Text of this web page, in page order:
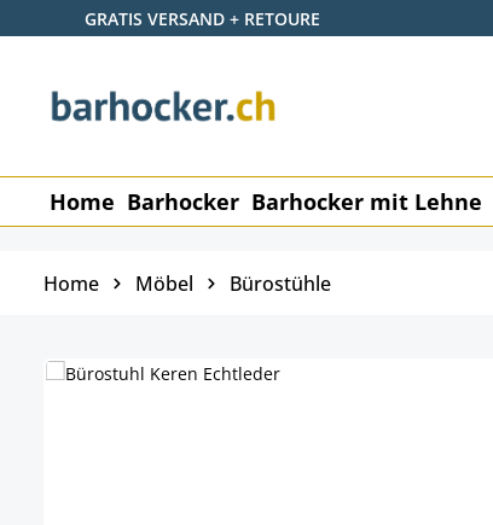
Hauptinhalt springen
Zur Suche springen
Zur Hauptnavigation springen
GRATIS VERSAND + RETOURE
Home Barhocker Barhocker mit Lehne
Home Möbel Bürostühle